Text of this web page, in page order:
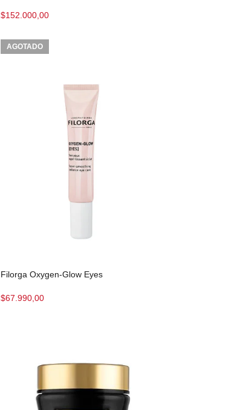
$152.000,00
AGOTADO
Filorga Oxygen-Glow Eyes
$67.990,00